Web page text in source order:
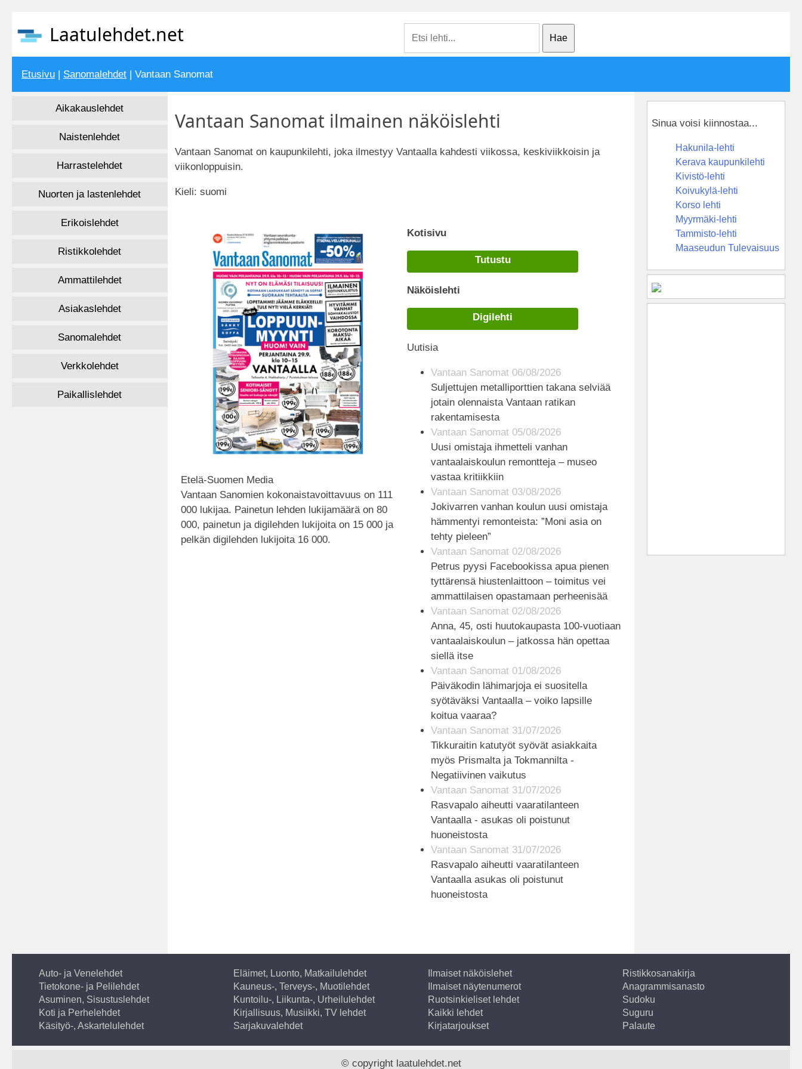
Laatulehdet.net
Etusivu Sanomalehdet | Vantaan Sanomat
Aikakauslehdet
Naistenlehdet
Harrastelehdet
Nuorten ja lastenlehdet
Erikoislehdet
Ristikkolehdet
Ammattilehdet
Asiakaslehdet
Sanomalehdet
Verkkolehdet
Paikallislehdet
Vantaan Sanomat ilmainen näköislehti
Vantaan Sanomat on kaupunkilehti, joka ilmestyy Vantaalla kahdesti viikossa, keskiviikkoisin ja
viikonloppuisin.
Kieli: suomi
Etelä-Suomen Media
Vantaan Sanomien kokonaistavoittavuus on 111
000 lukijaa. Painetun lehden lukijamäärä on 80
000, painetun ja digilehden lukijoita on 15 000 ja
pelkän digilehden lukijoita 16 000.
Kotisivu
Tutustu
Näköislehti
Digilehti
Uutisia
Vantaan Sanomat 06/08/2026
Suljettujen metalliporttien takana selviää
jotain olennaista Vantaan ratikan
rakentamisesta
Vantaan Sanomat 05/08/2026
Uusi omistaja ihmetteli vanhan
vantaalaiskoulun remontteja – museo
vastaa kritiikkiin
Vantaan Sanomat 03/08/2026
Jokivarren vanhan koulun uusi omistaja
hämmentyi remonteista: ”Moni asia on
tehty pieleen”
Vantaan Sanomat 02/08/2026
Petrus pyysi Facebookissa apua pienen
tyttärensä hiustenlaittoon – toimitus vei
ammattilaisen opastamaan perheenisää
Vantaan Sanomat 02/08/2026
Anna, 45, osti huutokaupasta 100-vuotiaan
vantaalaiskoulun – jatkossa hän opettaa
siellä itse
Vantaan Sanomat 01/08/2026
Päiväkodin lähimarjoja ei suositella
syötäväksi Vantaalla – voiko lapsille
koitua vaaraa?
Vantaan Sanomat 31/07/2026
Tikkuraitin katutyöt syövät asiakkaita
myös Prismalta ja Tokmannilta -
Negatiivinen vaikutus
Vantaan Sanomat 31/07/2026
Rasvapalo aiheutti vaaratilanteen
Vantaalla - asukas oli poistunut
huoneistosta
Vantaan Sanomat 31/07/2026
Rasvapalo aiheutti vaaratilanteen
Vantaalla asukas oli poistunut
huoneistosta
Sinua voisi kiinnostaa...
Hakunila-lehti
Kerava kaupunkilehti
Kivistö-lehti
Koivukylä-lehti
Korso lehti
Myyrmäki-lehti
Tammisto-lehti
Maaseudun Tulevaisuus
Auto- ja Venelehdet
Tietokone- ja Pelilehdet
Asuminen, Sisustuslehdet
Koti ja Perhelehdet
Käsityö-, Askartelulehdet
Eläimet, Luonto, Matkailulehdet
Kauneus-, Terveys-, Muotilehdet
Kuntoilu-, Liikunta-, Urheilulehdet
Kirjallisuus, Musiikki, TV lehdet
Sarjakuvalehdet
Ilmaiset näköislehet
Ilmaiset näytenumerot
Ruotsinkieliset lehdet
Kaikki lehdet
Kirjatarjoukset
Ristikkosanakirja
Anagrammisanasto
Sudoku
Suguru
Palaute
© copyright laatulehdet.net